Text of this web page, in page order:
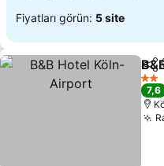
Fiyatları görün: 5 site
2
7,6